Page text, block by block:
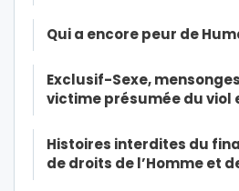
Qui a encore peur de
Exclusif-Sexe,
victime présumée du viol
Histoires interdites du
de droits de l’Homme et